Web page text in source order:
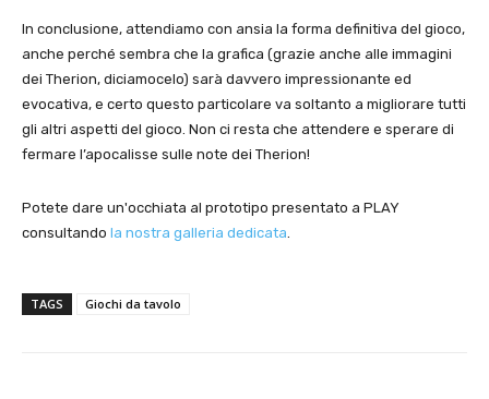
In conclusione, attendiamo con ansia la forma definitiva del gioco,
anche perché sembra che la grafica (grazie anche alle immagini
dei Therion, diciamocelo) sarà davvero impressionante ed
evocativa, e certo questo particolare va soltanto a migliorare tutti
gli altri aspetti del gioco. Non ci resta che attendere e sperare di
fermare l’apocalisse sulle note dei Therion!
Potete dare un'occhiata al prototipo presentato a PLAY
consultando la nostra galleria dedicata.
TAGS Giochi da tavolo